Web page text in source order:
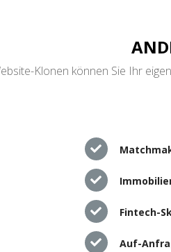
Klonen können Sie Ihr
Fintech-
Auf-